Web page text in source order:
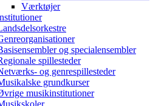
Værktøjer
og specialensembler
spillesteder
og genrespillesteder
grundkurser
musikinstitutioner